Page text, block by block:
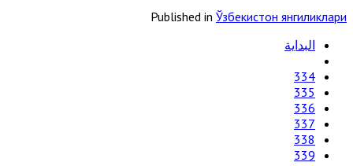
Published in Ўзбекистон янгиликлари
البداية
334
335
336
337
338
339